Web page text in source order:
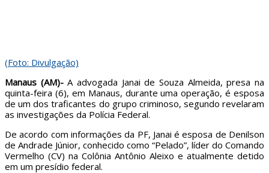
(Foto: Divulgação)
Manaus (AM)-A advogada Janai de Souza Almeida, presa na
quinta-feira (6), em Manaus, durante uma operação, é esposa
de um dos traficantes do grupo criminoso, segundo revelaram
as investigações da Polícia Federal.
De acordo com informações da PF, Janai é esposa de Denilson
de Andrade Júnior, conhecido como “Pelado”, líder do Comando
Vermelho (CV) na Colônia Antônio Aleixo e atualmente detido
em um presídio federal.